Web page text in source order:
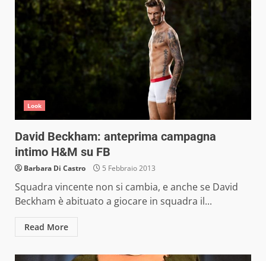
Look
David Beckham: anteprima campagna
intimo H&M su FB
Barbara Di Castro 5 Febbraio 2013
Squadra vincente non si cambia, e anche se David
Beckham è abituato a giocare in squadra il...
Read More